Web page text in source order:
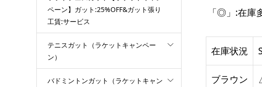
「◎」:在庫
在庫状況
ブラウン
ペーン】ガット:25%OFF&ガット張り
工賃:サービス
テニスガット（ラケットキャンペー
ン）
バドミントンガット（ラケットキャン